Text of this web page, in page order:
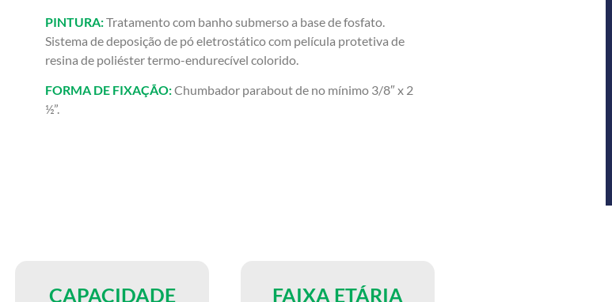
PINTURA:Tratamento com banho submerso a base de fosfato.
Sistema de deposição de pó eletrostático com película protetiva de
resina de poliéster termo-endurecível colorido.
FORMA DE FIXAÇÃO:Chumbador parabout de no mínimo 3/8″ x 2
½”.
CAPACIDADE
FAIXA ETÁRIA